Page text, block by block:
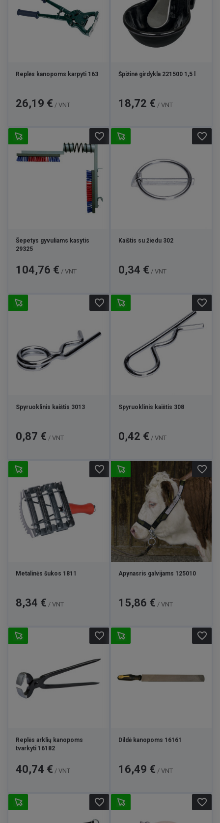
Replės kanopoms karpyti 163
Kaina
26,19 € / VNT
Špižinė girdykla 221500 1,5 l
Kaina
18,72 € / VNT
Šepetys gyvuliams kasytis
29325
Kaina
104,76 € / VNT
favorite_border
Kaištis su žiedu 302
Kaina
0,34 € / VNT
favorite_border
Spyruoklinis kaištis 3013
Kaina
0,87 € / VNT
favorite_border
Spyruoklinis kaištis 308
Kaina
0,42 € / VNT
favorite_border
Metalinės šukos 1811
Kaina
8,34 € / VNT
favorite_border
Apynasris galvijams 125010
Kaina
15,86 € / VNT
favorite_border
Replės arklių kanopoms
tvarkyti 16182
Kaina
40,74 € / VNT
favorite_border
Dildė kanopoms 16161
Kaina
16,49 € / VNT
favorite_border
favorite_border favorite_border